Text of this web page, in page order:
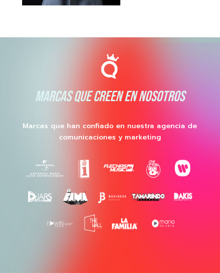
MARCAS QUE CREEN EN NOSOTROS
Marcas que han confiado en nuestra agencia de
comunicaciones y marketing